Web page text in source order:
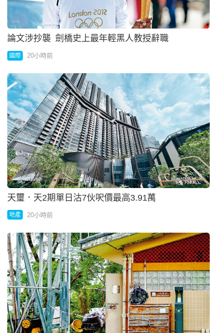
天璽．天2期單日沽7伙呎價最高3.91萬
地產
專家籲善用設施 稱有山友用來洗頭 偏遠設加水站 工
程師揭「駁電」天價成本
港聞 20小時前